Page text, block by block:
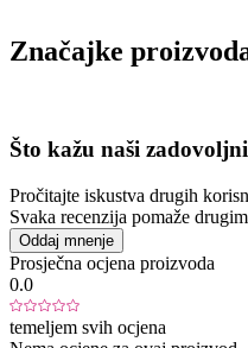
Značajke
Što kažu naši
Pročitajte iskustva drugih
Svaka recenzija pomaže
Oddaj mnenje
Prosječna ocjena proizvoda
0.0
temeljem svih ocjena